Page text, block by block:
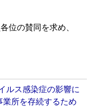
位の賛同を求め、
ルス感染症の影響に
業所を存続するため